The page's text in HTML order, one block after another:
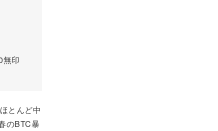
印
とんど中
のBTC暴